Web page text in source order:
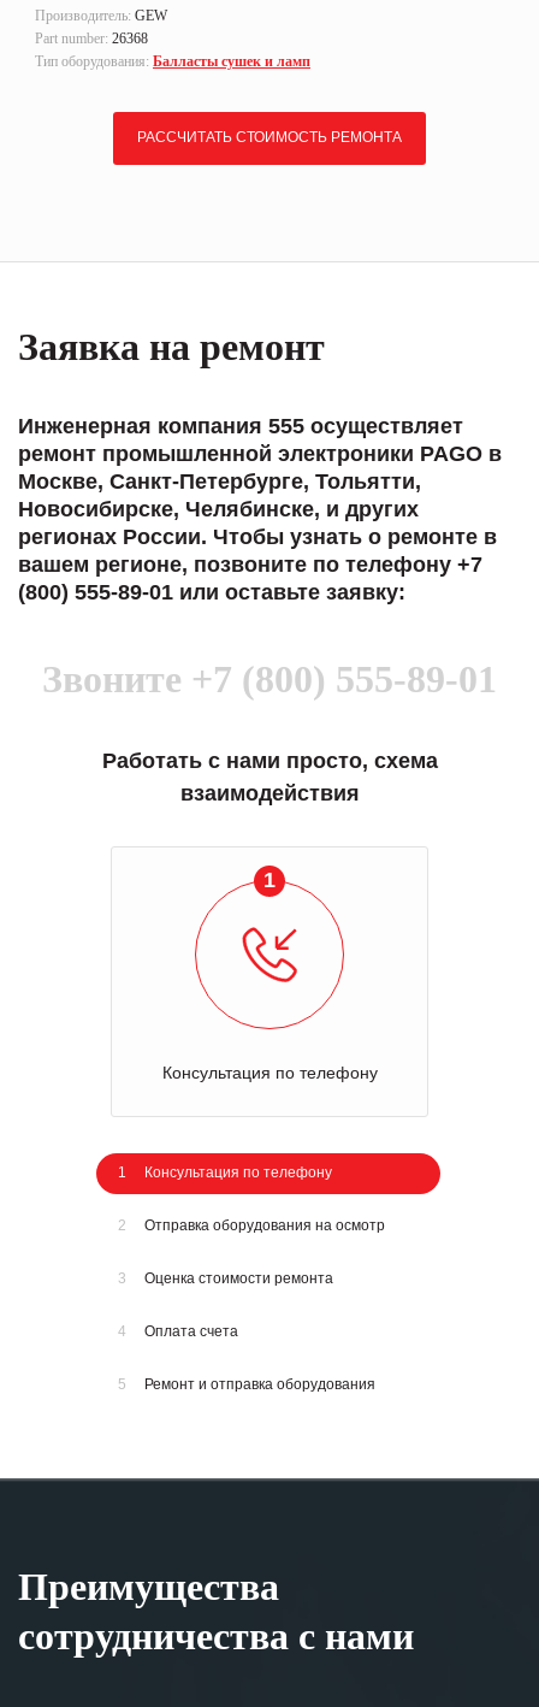
Производитель: GEW
Part number: 26368
Тип оборудования: Балласты сушек и ламп
РАССЧИТАТЬ СТОИМОСТЬ РЕМОНТА
Заявка на ремонт
Инженерная компания 555 осуществляет
ремонт промышленной электроники PAGO в
Москве, Санкт-Петербурге, Тольятти,
Новосибирске, Челябинске, и других
регионах России. Чтобы узнать о ремонте в
вашем регионе, позвоните по телефону +7
(800) 555-89-01 или оставьте заявку:
Звоните +7 (800) 555-89-01
Работать с нами просто, схема
взаимодействия
1
Консультация по телефону
1 Консультация по телефону
2 Отправка оборудования на осмотр
3 Оценка стоимости ремонта
4 Оплата счета
5 Ремонт и отправка оборудования
Преимущества
сотрудничества с нами